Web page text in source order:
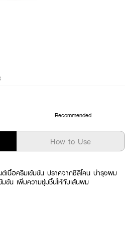
Recommended
How to Use
ต์เนื้อครีมเข้มข้น ปราศจากซิลิโคน บำรุงผม
มข้น เพิ่มความชุ่มชื้นให้กับเส้นผม